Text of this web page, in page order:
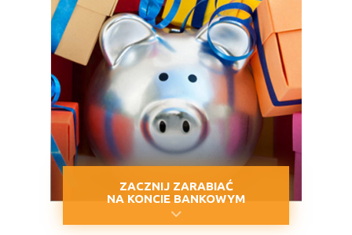
ZACZNIJ ZARABIAĆ
NA KONCIE BANKOWYM